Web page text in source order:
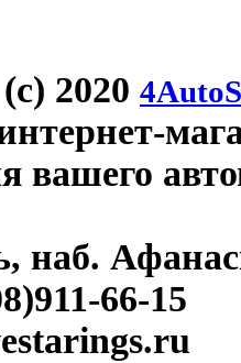
(c) 2020
вашего
наб.
66-15